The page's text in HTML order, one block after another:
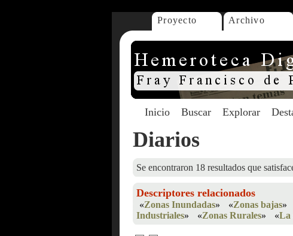
Proyecto Archivo
Inicio Buscar Explorar
Diarios
Se encontraron 18 resultados que
Descriptores relacionados
«Zonas Inundadas» «Zonas bajas»
Industriales» «Zonas Rurales» «La